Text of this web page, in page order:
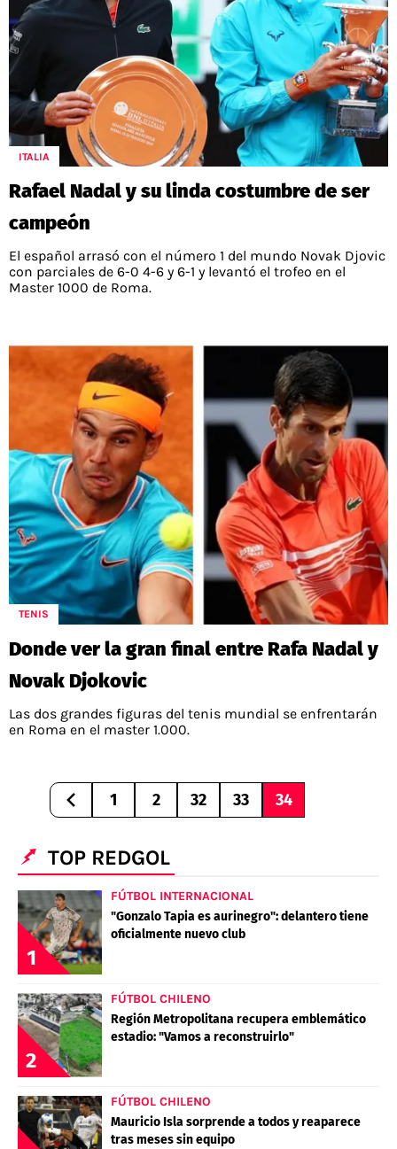
ITALIA
Rafael Nadal y su linda costumbre de ser
campeón
El español arrasó con el número 1 del mundo Novak Djovic
con parciales de 6-0 4-6 y 6-1 y levantó el trofeo en el
Master 1000 de Roma.
TENIS
Donde ver la gran final entre Rafa Nadal y
Novak Djokovic
Las dos grandes figuras del tenis mundial se enfrentarán
en Roma en el master 1.000.
1 2 32 33 34
TOP REDGOL
1
FÚTBOL INTERNACIONAL
"Gonzalo Tapia es aurinegro": delantero tiene
oficialmente nuevo club
2
FÚTBOL CHILENO
Región Metropolitana recupera emblemático
estadio: "Vamos a reconstruirlo"
FÚTBOL CHILENO
Mauricio Isla sorprende a todos y reaparece
tras meses sin equipo